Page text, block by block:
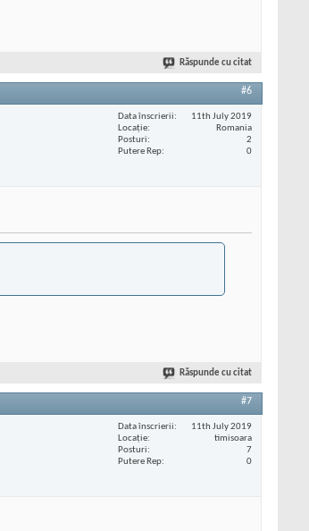
Răspunde cu citat
#6
Data înscrierii
11th July 2019
Locaţie
Romania
Posturi
2
Putere Rep
0
Răspunde cu citat
#7
Data înscrierii
11th July 2019
Locaţie
timisoara
Posturi
7
Putere Rep
0